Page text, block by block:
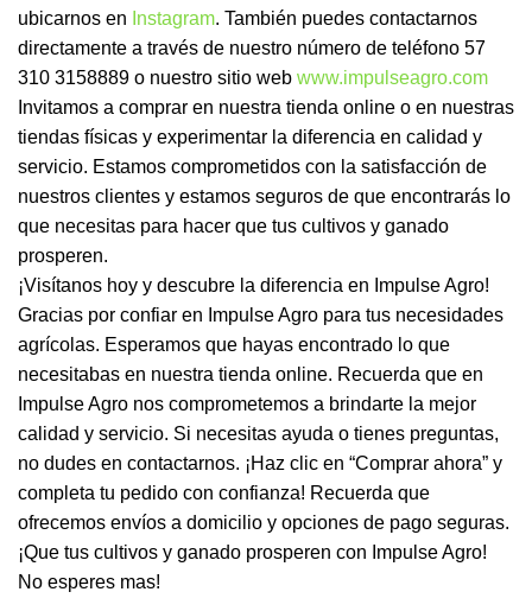
ubicarnos en Instagram. También puedes contactarnos
directamente a través de nuestro número de teléfono 57
310 3158889 o nuestro sitio web www.impulseagro.com
Invitamos a comprar en nuestra tienda online o en nuestras
tiendas físicas y experimentar la diferencia en calidad y
servicio. Estamos comprometidos con la satisfacción de
nuestros clientes y estamos seguros de que encontrarás lo
que necesitas para hacer que tus cultivos y ganado
prosperen.
¡Visítanos hoy y descubre la diferencia en Impulse Agro!
Gracias por confiar en Impulse Agro para tus necesidades
agrícolas. Esperamos que hayas encontrado lo que
necesitabas en nuestra tienda online. Recuerda que en
Impulse Agro nos comprometemos a brindarte la mejor
calidad y servicio. Si necesitas ayuda o tienes preguntas,
no dudes en contactarnos. ¡Haz clic en “Comprar ahora” y
completa tu pedido con confianza! Recuerda que
ofrecemos envíos a domicilio y opciones de pago seguras.
¡Que tus cultivos y ganado prosperen con Impulse Agro!
No esperes mas!